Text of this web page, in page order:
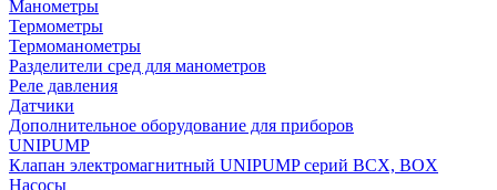
Манометры
Термометры
Термоманометры
Разделители сред для манометров
Реле давления
Датчики
Дополнительное оборудование для приборов
UNIPUMP
Клапан электромагнитный UNIPUMP серий BCX, BOX
Насосы